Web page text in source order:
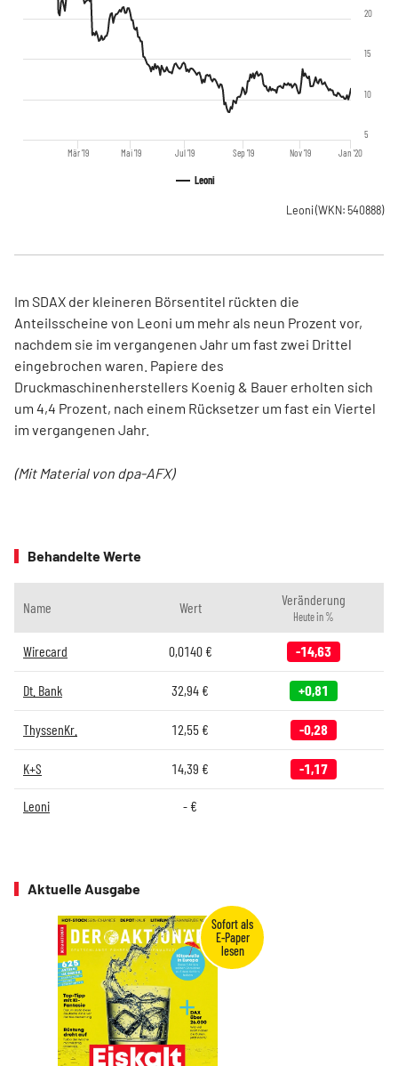
Leoni
Mär '19 Mai '19 Jul '19 Sep '19 Nov '19 Jan '20
5
10
15
20
Leoni(WKN: 540888)
Im SDAX der kleineren Börsentitel rückten die
Anteilsscheine von Leoni um mehr als neun Prozent vor,
nachdem sie im vergangenen Jahr um fast zwei Drittel
eingebrochen waren. Papiere des
Druckmaschinenherstellers Koenig & Bauer erholten sich
um 4,4 Prozent, nach einem Rücksetzer um fast ein Viertel
im vergangenen Jahr.
(Mit Material von dpa-AFX)
Behandelte Werte
Name Wert Veränderung
Heute in %
Wirecard 0,0140€ -14,63
Dt. Bank 32,94 € +0,81
ThyssenKr. 12,55 € -0,28
K+S 14,39 € -1,17
Leoni - €
Aktuelle Ausgabe